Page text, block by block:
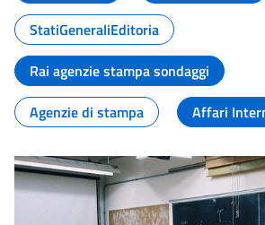
StatiGeneraliEditoria
Rai agenzie stampa sondaggi
Agenzie di stampa
Affari